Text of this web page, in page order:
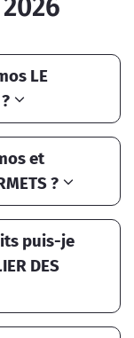
2026
LE
et
?
puis-je
DES